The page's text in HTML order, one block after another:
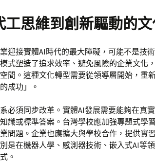
工思維到創新驅動的
迎接實體AI時代的最大障礙，可能不是技
式塑造了追求效率、避免風險的企業文化
間。這種文化轉型需要從領導層開始，重
的成功」。
必須同步改革。實體AI發展需要能夠在真
識或標準答案。台灣學校應加強專題式學
問題。企業也應擴大與學校合作，提供實
是在機器人學、感測器技術、嵌入式AI等
。